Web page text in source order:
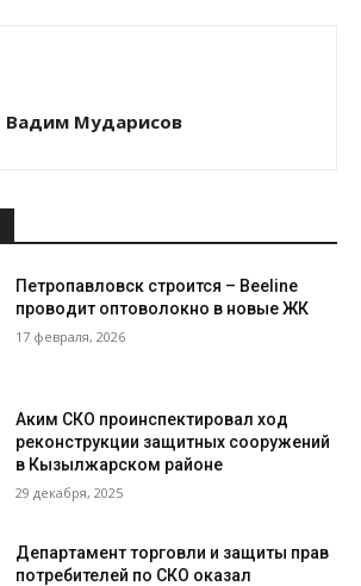
Вадим Мударисов
Петропавловск строится – Beeline
проводит оптоволокно в новые ЖК
17 февраля, 2026
Аким СКО проинспектировал ход
реконструкции защитных сооружений
в Кызылжарском районе
29 декабря, 2025
Департамент торговли и защиты прав
потребителей по СКО оказал